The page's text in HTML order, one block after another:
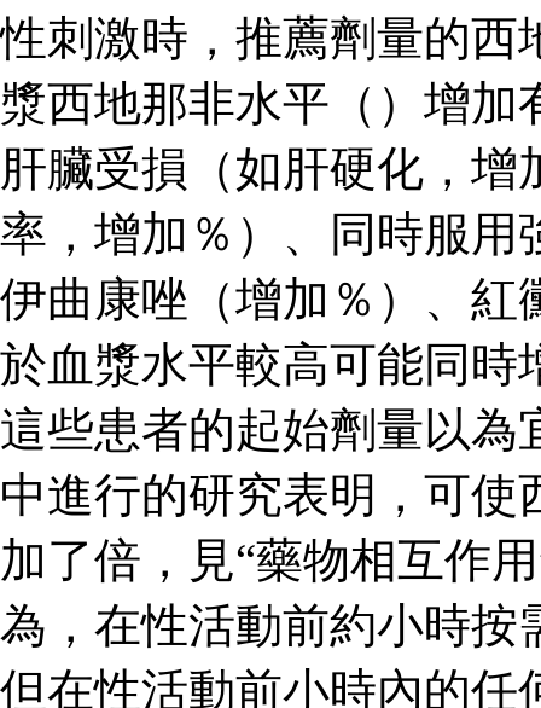
性刺激時，推薦劑量的西
漿西地那非水平（）增
肝臟受損（如肝硬化，
率，增加％）、同時服用
伊曲康唑（增加％）、紅
於血漿水平較高可能同時
這些患者的起始劑量以為
中進行的研究表明，可
加了倍，見“藥物相互作
為，在性活動前約小時按
但在性活動前小時內的任